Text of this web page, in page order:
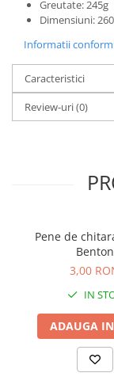
Cabluri de
Case-uri de lumini
Ecrane LED
Efecte de lumini
Lasere
Moving Head-uri
Scene şi Ring-uri
Stative si schela
Claviaturi
Instrumente cu
Instrumente de
Greutate: 245g
Dimensiuni:
Informatii
Caracteristici
Review-uri(0)
Pene de
Benton
3,00
IN
ADAUGA